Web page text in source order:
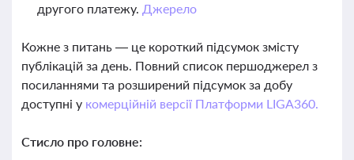
другого платежу. Джерело
Кожне з питань — це короткий підсумок змісту
публікацій за день. Повний список першоджерел з
посиланнями та розширений підсумок за добу
доступні у комерційній версії Платформи LIGA360.
Стисло про головне: